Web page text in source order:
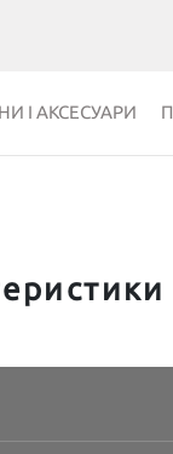
І АКСЕСУАРИ